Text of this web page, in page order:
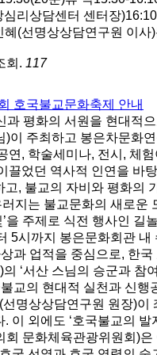
리상담센터 센터장
혜(선명상상담연구원 이
회. 117
호국불교문화축제 안내
평화의 서원을 현대적
이 주최하고 봉은차문화
연, 학술세미나, 전시, 체
끌었던 역사적 인연을 바
, 불교의 자비와 평화의
지는 불교문화의 새로
’을 주제로 식전 행사인
5시까지 봉은문화회관
과 업적을 중심으로, 한
‘서산 스님의 승군과
교의 현대적 실천과 신
명상상담연구원 원장)이
이 외에도 ‘호국불교의
문화체육관광위원회)